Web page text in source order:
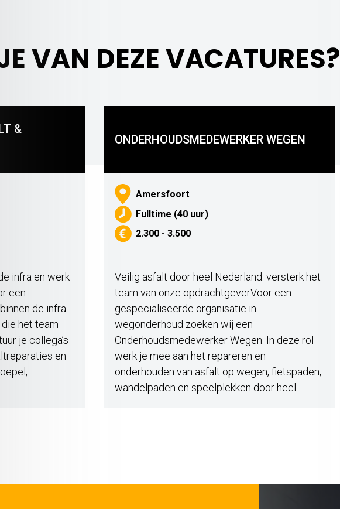
VAN DEZE VACATURES?
&
infra en werk
een
de infra
het team
je collega’s
en
ONDERHOUDSMEDEWERKER WEGEN
Amersfoort
Fulltime (40 uur)
2.300 - 3.500
Veilig asfalt door heel Nederland: versterk het
team van onze opdrachtgeverVoor een
gespecialiseerde organisatie in
wegonderhoud zoeken wij een
Onderhoudsmedewerker Wegen. In deze rol
werk je mee aan het repareren en
onderhouden van asfalt op wegen, fietspaden,
wandelpaden en speelplekken door heel...